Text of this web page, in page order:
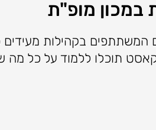
במכון מופ"ת
המשתתפים בקהילות מעידים
תוכלו ללמוד על כל מה